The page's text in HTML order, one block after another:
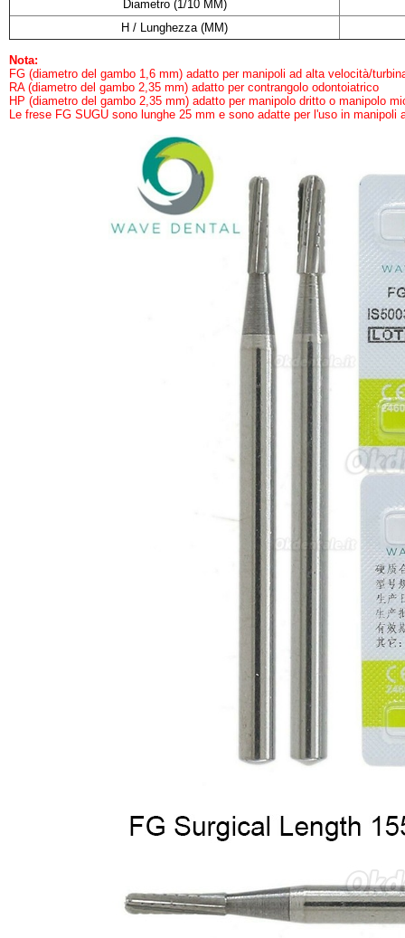
Diametro (1/10 MM)
H / Lunghezza (MM)
Nota:
FG (diametro del gambo 1,6 mm) adatto per manipoli ad alta velocità/
RA (diametro del gambo 2,35 mm) adatto per contrangolo odontoiatrico
HP (diametro del gambo 2,35 mm) adatto per manipolo dritto o manipolo
Le frese FG SUGU sono lunghe 25 mm e sono adatte per l'uso in